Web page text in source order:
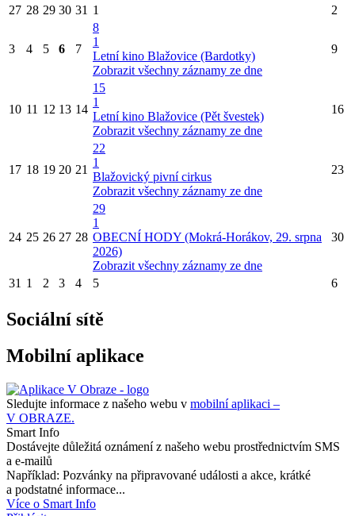
27 28 29 30 31 1 2
3 4 5 6 7
8
1
Letní kino Blažovice (Bardotky)
Zobrazit všechny záznamy ze dne
9
10 11 12 13 14
15
1
Letní kino Blažovice (Pět švestek)
Zobrazit všechny záznamy ze dne
16
17 18 19 20 21
22
1
Blažovický pivní cirkus
Zobrazit všechny záznamy ze dne
23
24 25 26 27 28
29
1
OBECNÍ HODY (Mokrá-Horákov, 29. srpna
2026)
Zobrazit všechny záznamy ze dne
30
31 1 2 3 4 5 6
Sociální sítě
Mobilní aplikace
Sledujte informace z našeho webu v mobilní aplikaci –
V OBRAZE.
Smart Info
Dostávejte důležitá oznámení z našeho webu prostřednictvím SMS
a e-mailů
Například: Pozvánky na připravované události a akce, krátké
a podstatné informace...
Více o Smart Info